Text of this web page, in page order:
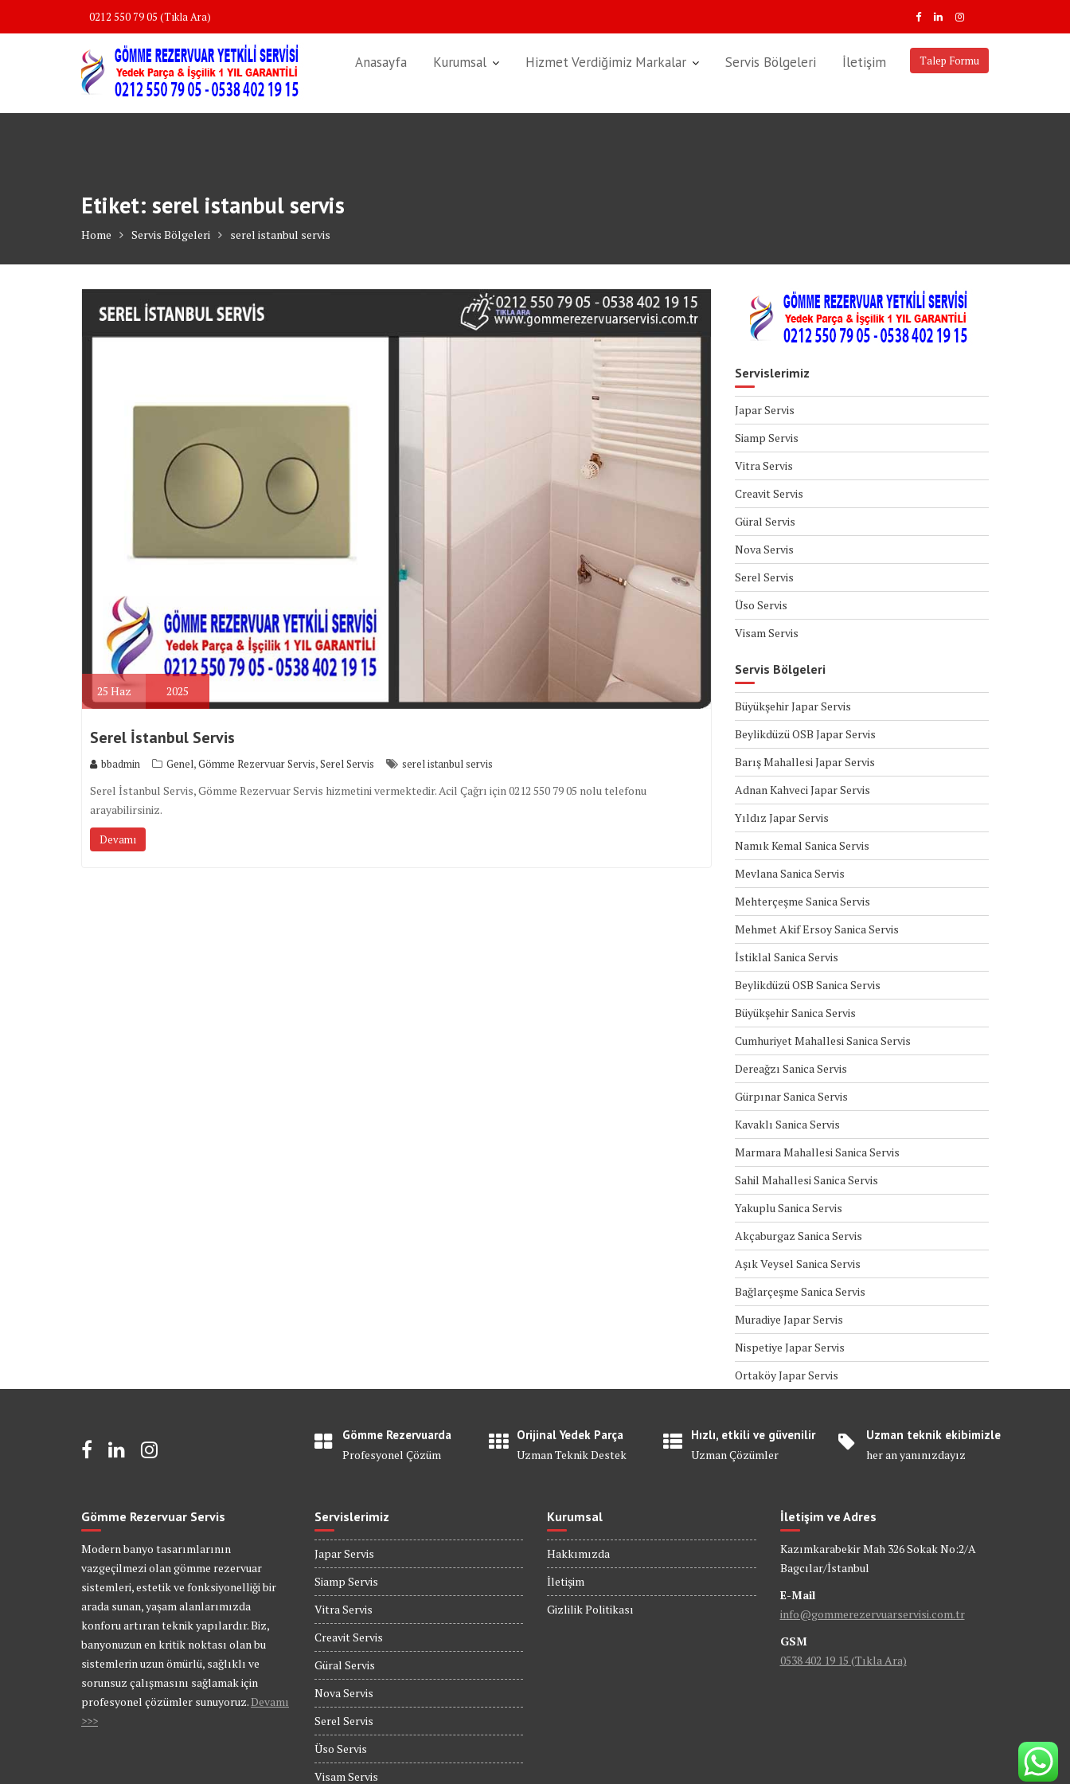
0212 550 79 05 (Tıkla Ara)
Talep Formu
Anasayfa Kurumsal Hizmet Verdiğimiz Markalar Servis Bölgeleri İletişim
Etiket: serel istanbul servis
Home Servis Bölgeleri serel istanbul servis
25 Haz 2025
Serel İstanbul Servis
bbadmin Genel,Gömme Rezervuar Servis,Serel Servis serel istanbul servis
Serel İstanbul Servis, Gömme Rezervuar Servis hizmetini vermektedir. Acil Çağrı için 0212 550 79 05 nolu telefonu
arayabilirsiniz.
Devamı
Servislerimiz
Japar Servis
Siamp Servis
Vitra Servis
Creavit Servis
Güral Servis
Nova Servis
Serel Servis
Üso Servis
Visam Servis
Servis Bölgeleri
Büyükşehir Japar Servis
Beylikdüzü OSB Japar Servis
Barış Mahallesi Japar Servis
Adnan Kahveci Japar Servis
Yıldız Japar Servis
Namık Kemal Sanica Servis
Mevlana Sanica Servis
Mehterçeşme Sanica Servis
Mehmet Akif Ersoy Sanica Servis
İstiklal Sanica Servis
Beylikdüzü OSB Sanica Servis
Büyükşehir Sanica Servis
Cumhuriyet Mahallesi Sanica Servis
Dereağzı Sanica Servis
Gürpınar Sanica Servis
Kavaklı Sanica Servis
Marmara Mahallesi Sanica Servis
Sahil Mahallesi Sanica Servis
Yakuplu Sanica Servis
Akçaburgaz Sanica Servis
Aşık Veysel Sanica Servis
Bağlarçeşme Sanica Servis
Muradiye Japar Servis
Nispetiye Japar Servis
Ortaköy Japar Servis
Gömme Rezervuarda
Profesyonel Çözüm
Orijinal Yedek Parça
Uzman Teknik Destek
Hızlı, etkili ve güvenilir
Uzman Çözümler
Uzman teknik ekibimizle
her an yanınızdayız
Gömme Rezervuar Servis
Modern banyo tasarımlarının
vazgeçilmezi olan gömme rezervuar
sistemleri, estetik ve fonksiyonelliği bir
arada sunan, yaşam alanlarımızda
konforu artıran teknik yapılardır. Biz,
banyonuzun en kritik noktası olan bu
sistemlerin uzun ömürlü, sağlıklı ve
sorunsuz çalışmasını sağlamak için
profesyonel çözümler sunuyoruz.Devamı
>>>
Servislerimiz
Japar Servis
Siamp Servis
Vitra Servis
Creavit Servis
Güral Servis
Nova Servis
Serel Servis
Üso Servis
Visam Servis
Kurumsal
Hakkımızda
İletişim
Gizlilik Politikası
İletişim ve Adres
Kazımkarabekir Mah 326 Sokak No:2/A
Bagcılar/İstanbul
E-Mail
info@gommerezervuarservisi.com.tr
GSM
0538 402 19 15 (Tıkla Ara)